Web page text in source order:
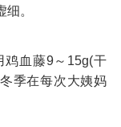
。
鸡血藤9～15g(干
季在每次大姨妈